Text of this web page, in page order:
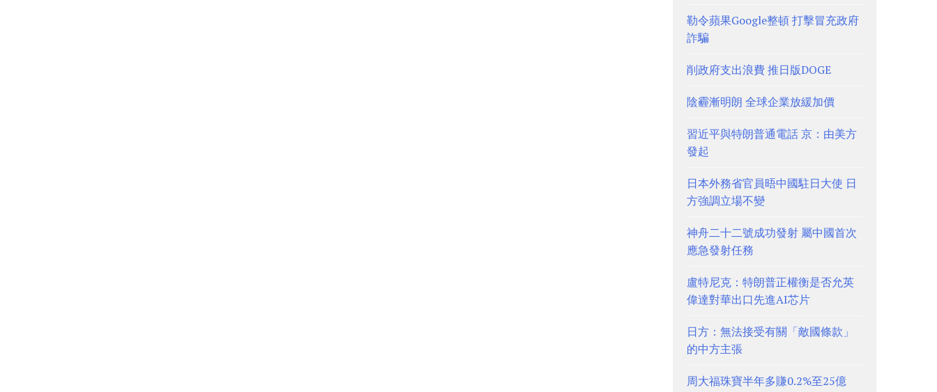
勒令蘋果Google整頓 打擊冒充政府
詐騙
削政府支出浪費 推日版DOGE
陰霾漸明朗 全球企業放緩加價
習近平與特朗普通電話 京：由美方
發起
日本外務省官員晤中國駐日大使 日
方強調立場不變
神舟二十二號成功發射 屬中國首次
應急發射任務
盧特尼克：特朗普正權衡是否允英
偉達對華出口先進AI芯片
日方：無法接受有關「敵國條款」
的中方主張
周大福珠寶半年多賺0.2%至25億